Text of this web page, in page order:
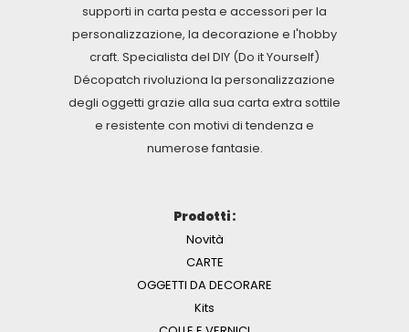
supporti in carta pesta e accessori per la
personalizzazione, la decorazione e l'hobby
craft. Specialista del DIY (Do it Yourself)
Décopatch rivoluziona la personalizzazione
degli oggetti grazie alla sua carta extra sottile
e resistente con motivi di tendenza e
numerose fantasie.
Prodotti :
Novità
CARTE
OGGETTI DA DECORARE
Kits